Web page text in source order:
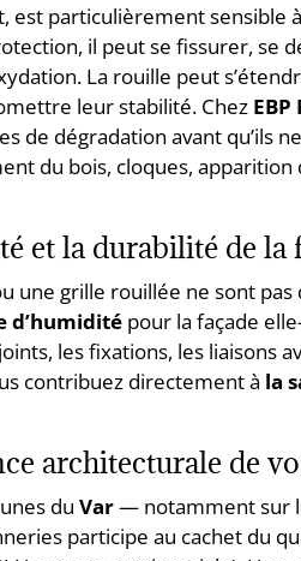
est particulièrement sensible
il peut se fissurer, se
La rouille peut
leur stabilité. Chez
de dégradation avant qu’ils
du bois, cloques,
et la durabilité de la
une grille rouillée ne sont pas
d’humiditépour la façade
les fixations, les liaisons
contribuez directement à la
architecturale de
du Var— notamment sur
participe au cachet du